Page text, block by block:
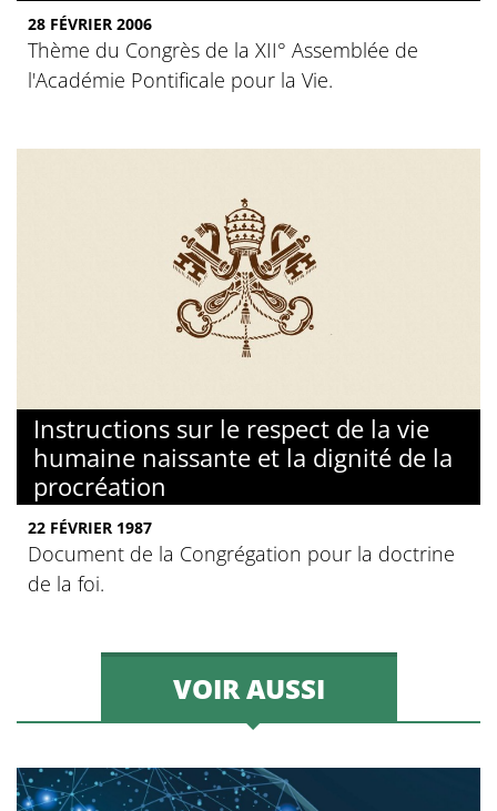
28 FÉVRIER 2006
Thème du Congrès de la XII° Assemblée de
l'Académie Pontificale pour la Vie.
Instructions sur le respect de la vie
humaine naissante et la dignité de la
procréation
22 FÉVRIER 1987
Document de la Congrégation pour la doctrine
de la foi.
VOIR AUSSI